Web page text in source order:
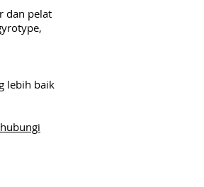
dan pelat
lebih baik
hubungi